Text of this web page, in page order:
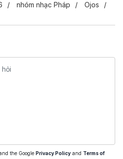
nhóm nhạc Pháp
Ojos
the Google Privacy Policy and Terms of